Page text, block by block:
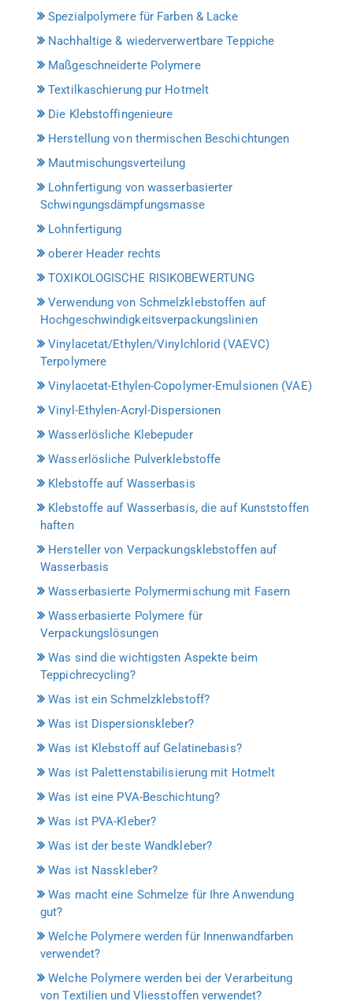
Spezialpolymere für Farben & Lacke
Nachhaltige & wiederverwertbare Teppiche
Maßgeschneiderte Polymere
Textilkaschierung pur Hotmelt
Die Klebstoffingenieure
Herstellung von thermischen Beschichtungen
Mautmischungsverteilung
Lohnfertigung von wasserbasierter
Schwingungsdämpfungsmasse
Lohnfertigung
oberer Header rechts
TOXIKOLOGISCHE RISIKOBEWERTUNG
Verwendung von Schmelzklebstoffen auf
Hochgeschwindigkeitsverpackungslinien
Vinylacetat/Ethylen/Vinylchlorid (VAEVC)
Terpolymere
Vinylacetat-Ethylen-Copolymer-Emulsionen (VAE)
Vinyl-Ethylen-Acryl-Dispersionen
Wasserlösliche Klebepuder
Wasserlösliche Pulverklebstoffe
Klebstoffe auf Wasserbasis
Klebstoffe auf Wasserbasis, die auf Kunststoffen
haften
Hersteller von Verpackungsklebstoffen auf
Wasserbasis
Wasserbasierte Polymermischung mit Fasern
Wasserbasierte Polymere für
Verpackungslösungen
Was sind die wichtigsten Aspekte beim
Teppichrecycling?
Was ist ein Schmelzklebstoff?
Was ist Dispersionskleber?
Was ist Klebstoff auf Gelatinebasis?
Was ist Palettenstabilisierung mit Hotmelt
Was ist eine PVA-Beschichtung?
Was ist PVA-Kleber?
Was ist der beste Wandkleber?
Was ist Nasskleber?
Was macht eine Schmelze für Ihre Anwendung
gut?
Welche Polymere werden für Innenwandfarben
verwendet?
Welche Polymere werden bei der Verarbeitung
von Textilien und Vliesstoffen verwendet?